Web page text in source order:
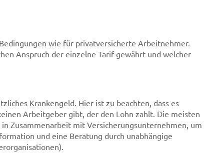
wie für privatversicherte Arbeitnehmer.
Anspruch der einzelne Tarif gewährt und welcher
Krankengeld. Hier ist zu beachten, dass es
Arbeitgeber gibt, der den Lohn zahlt. Die meisten
Zusammenarbeit mit Versicherungsunternehmen, um
und eine Beratung durch unabhängige